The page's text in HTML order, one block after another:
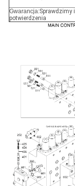
Gwarancja:Sprawdzimy
potwierdzenia